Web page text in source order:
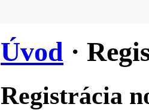
Úvod ·
Registrácia